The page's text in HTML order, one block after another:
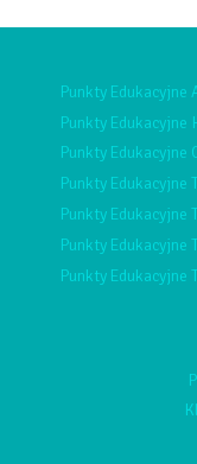
Punkty
Punkty
Punkty Edukacyjne
Punkty Edukacyjne
Punkty Edukacyjne
Punkty Edukacyjne
Punkty Edukacyjne